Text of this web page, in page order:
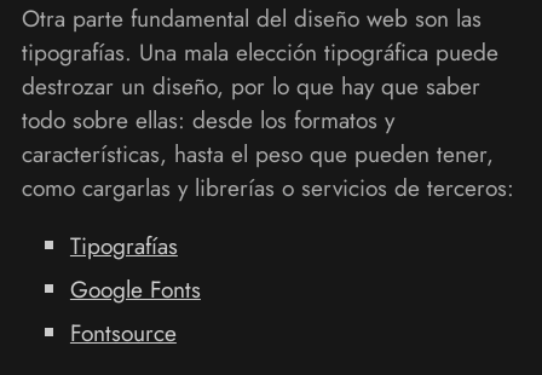
Otra parte fundamental del diseño web son las
tipografías. Una mala elección tipográfica puede
destrozar un diseño, por lo que hay que saber
todo sobre ellas: desde los formatos y
características, hasta el peso que pueden tener,
como cargarlas y librerías o servicios de terceros:
Tipografías
Google Fonts
Fontsource